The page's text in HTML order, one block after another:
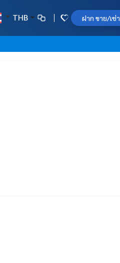
THB ฝาก ขาย/เช่า